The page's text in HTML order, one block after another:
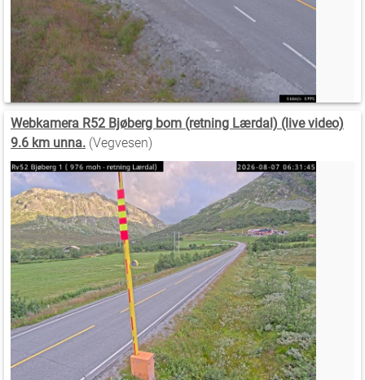
Webkamera R52 Bjøberg bom (retning Lærdal) (live video)
9.6 km unna. (Vegvesen)